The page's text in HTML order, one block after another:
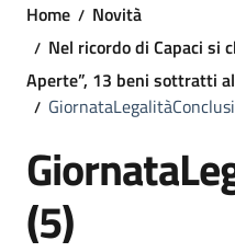
Home
Novità
Nel ricordo di Capaci si
Aperte”, 13 beni sottratti
(5)